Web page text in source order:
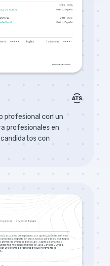
profesional con un
profesionales en
con